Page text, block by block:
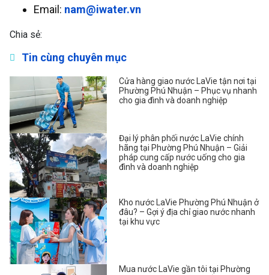
Email: nam@iwater.vn
Chia sẻ:
Tin cùng chuyên mục
Cửa hàng giao nước LaVie tận nơi tại
Phường Phú Nhuận – Phục vụ nhanh
cho gia đình và doanh nghiệp
Đại lý phân phối nước LaVie chính
hãng tại Phường Phú Nhuận – Giải
pháp cung cấp nước uống cho gia
đình và doanh nghiệp
Kho nước LaVie Phường Phú Nhuận ở
đâu? – Gợi ý địa chỉ giao nước nhanh
tại khu vực
Mua nước LaVie gần tôi tại Phường